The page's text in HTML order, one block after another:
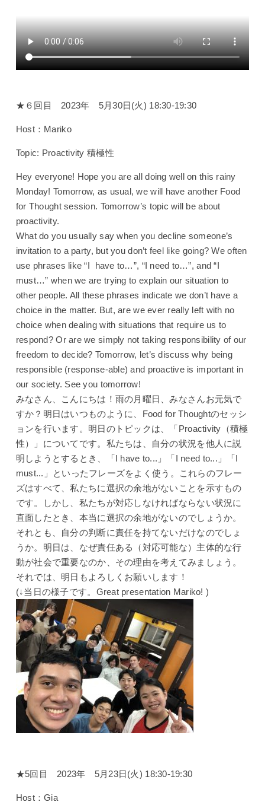
★６回目 2023年 5月30日(火) 18:30-19:30
Host：Mariko
Topic: Proactivity 積極性
Hey everyone! Hope you are all doing well on this rainy
Monday! Tomorrow, as usual, we will have another Food
for Thought session. Tomorrow’s topic will be about
proactivity.
What do you usually say when you decline someone’s
invitation to a party, but you don’t feel like going? We often
use phrases like “I
have to…”, “I need to…”, and “I
must…” when we are trying to explain our situation to
other people. All these phrases indicate we don’t have a
choice in the matter. But, are we ever really left with no
choice when dealing with situations that require us to
respond? Or are we simply not taking responsibility of our
freedom to decide? Tomorrow, let’s discuss why being
responsible (response-able) and proactive is important in
our society. See you tomorrow!
みなさん、こんにちは！雨の月曜日、みなさんお元気で
すか？明日はいつものように、Food for Thoughtのセッシ
ョンを行います。明日のトピックは、「Proactivity（積極
性）」についてです。私たちは、自分の状況を他人に説
明しようとするとき、「I have to...」「I need to...」「I
must...」といったフレーズをよく使う。これらのフレー
ズはすべて、私たちに選択の余地がないことを示すもの
です。しかし、私たちが対応しなければならない状況に
直面したとき、本当に選択の余地がないのでしょうか。
それとも、自分の判断に責任を持てないだけなのでしょ
うか。明日は、なぜ責任ある（対応可能な）主体的な行
動が社会で重要なのか、その理由を考えてみましょう。
それでは、明日もよろしくお願いします！
(↓当日の様子です。 Great presentation Mariko! )
★5回目 2023年 5月23日(火) 18:30-19:30
Host：Gia